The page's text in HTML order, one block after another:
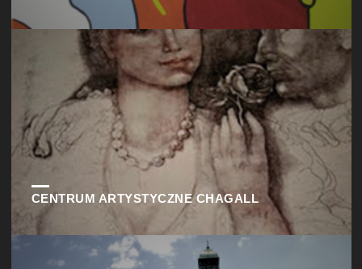
CENTRUM ARTYSTYCZNE CHAGALL